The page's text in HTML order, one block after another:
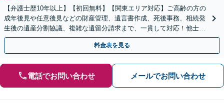
【弁護士歴10年以上】【初回無料】【関東エリア対応】ご高齢の方の
成年後見や任意後見などの財産管理、遺言書作成、死後事務、相続発
生後の遺産分割協議、複雑な遺留分請求まで、一貫して対応！他士業
との連携力を活かした最適解の追求【WEB面談対応】
料金表を見る
電話でお問い合わせ メールでお問い合わせ